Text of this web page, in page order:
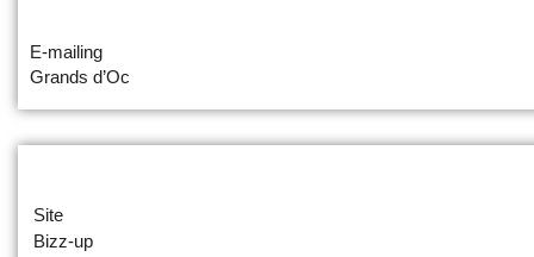
E-mailing
Grands d’Oc
Site
Bizz-up